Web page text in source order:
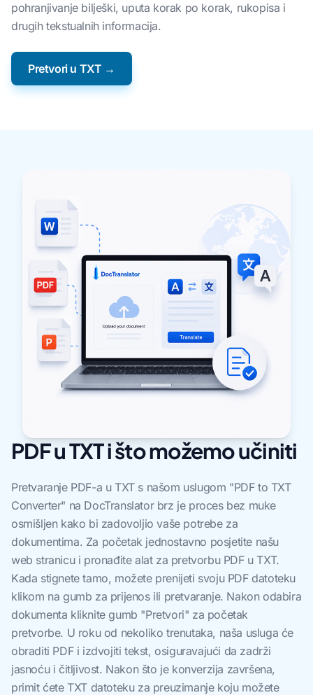
pohranjivanje bilješki, uputa korak po korak, rukopisa i
drugih tekstualnih informacija.
Pretvori u TXT →
PDF u TXT i što možemo učiniti
Pretvaranje PDF-a u TXT s našom uslugom "PDF to TXT
Converter" na DocTranslator brz je proces bez muke
osmišljen kako bi zadovoljio vaše potrebe za
dokumentima. Za početak jednostavno posjetite našu
web stranicu i pronađite alat za pretvorbu PDF u TXT.
Kada stignete tamo, možete prenijeti svoju PDF datoteku
klikom na gumb za prijenos ili pretvaranje. Nakon odabira
dokumenta kliknite gumb "Pretvori" za početak
pretvorbe. U roku od nekoliko trenutaka, naša usluga će
obraditi PDF i izdvojiti tekst, osiguravajući da zadrži
jasnoću i čitljivost. Nakon što je konverzija završena,
primit ćete TXT datoteku za preuzimanje koju možete